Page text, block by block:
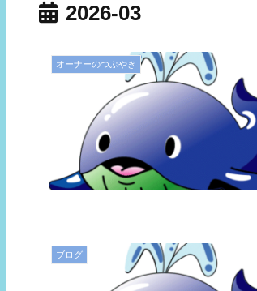
2026-03
オーナーのつぶやき
ブログ